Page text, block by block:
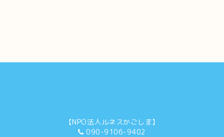
【NPO法人ルネスかごしま】
090-9106-9402